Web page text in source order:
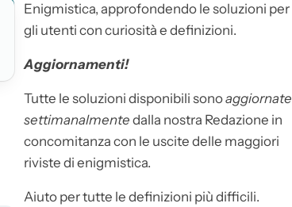
Enigmistica, approfondendo le soluzioni per
gli utenti con curiosità e definizioni.
Aggiornamenti!
Tutte le soluzioni disponibili sonoaggiornate
settimanalmente dalla nostra Redazione in
concomitanza con le uscite delle maggiori
riviste di enigmistica.
Aiuto per tutte le definizioni più difficili.